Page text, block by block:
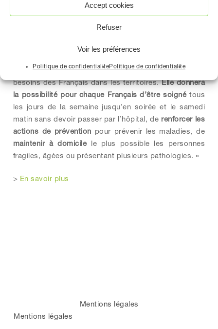
Accept cookies
Refuser
Voir les préférences
Politique de confidentialitePolitique de confidentialite
« Ma santé 2022, va favoriser une
santé des patients. Ma santé 2022 permettra de
l’hôpital autour de projets de santéadaptés aux
besoins des Français dans les territoires.Elle donnera
la possibilité pour chaque Français d’être soignétous
les jours de la semaine jusqu’en soirée et le samedi
matin sans devoir passer par l’hôpital, de renforcer les
actions de prévention pour prévenir les maladies, de
maintenir à domicilele plus possible les personnes
fragiles, âgées ou présentant plusieurs pathologies. »
> En savoir plus
Mentions légales
Mentions légales